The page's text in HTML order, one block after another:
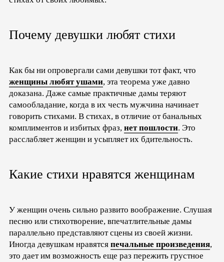
Почему девушки любят стихи
Как бы ни опровергали сами девушки тот факт, что
женщины любят ушами, эта теорема уже давно
доказана. Даже самые практичные дамы теряют
самообладание, когда в их честь мужчина начинает
говорить стихами. В стихах, в отличие от банальных
комплиментов и избитых фраз, нет пошлости. Это
расслабляет женщин и усыпляет их бдительность.
Какие стихи нравятся женщинам
У женщин очень сильно развито воображение. Слушая
песню или стихотворение, впечатлительные дамы
параллельно представляют сцены из своей жизни.
Иногда девушкам нравятся печальные произведения,
это дает им возможность еще раз пережить грустное